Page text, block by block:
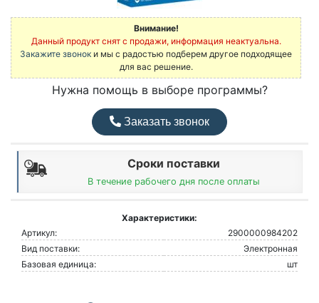
Внимание!
Данный продукт снят с продажи, информация неактуальна.
Закажите звонок и мы с радостью подберем другое подходящее
для вас решение.
Нужна помощь в выборе программы?
Заказать звонок
Сроки поставки
В течение рабочего дня после оплаты
Характеристики:
Артикул:
2900000984202
Вид поставки:
Электронная
Базовая единица:
шт